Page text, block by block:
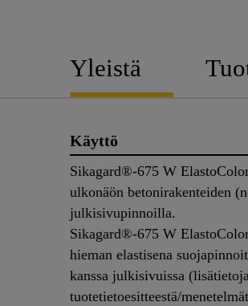
Yleistä
Käyttö
Sikagard®-675 W
ulkonäön betonirakenteiden
julkisivupinnoilla.
Sikagard®-675 W
hieman elastisena
kanssa julkisivuissa
tuotetietoesitteestä/